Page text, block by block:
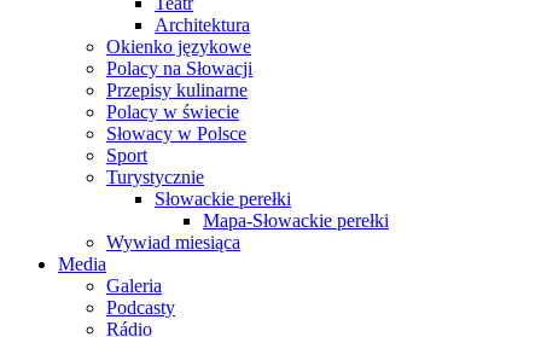
Architektura
Okienko językowe
Polacy na Słowacji
Przepisy kulinarne
Polacy w świecie
Słowacy w Polsce
Sport
Turystycznie
Słowackie perełki
Mapa-Słowackie perełki
Wywiad miesiąca
Media
Galeria
Podcasty
Rádio